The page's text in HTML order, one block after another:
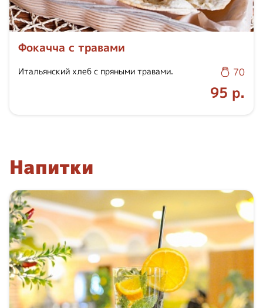
Фокачча с травами
Итальянский хлеб с пряными травами. 70
95 р.
Напитки